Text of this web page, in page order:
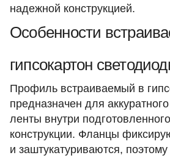
надежной конструкцией.
Особенности
гипсокартон
Профиль встраиваемый в
предназначен для
ленты внутри
конструкции. Фланцы
и заштукатуриваются,